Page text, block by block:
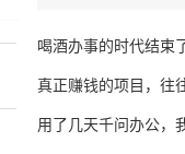
喝酒办事的时代结束
真正赚钱的项目，往
用了几天千问办公，